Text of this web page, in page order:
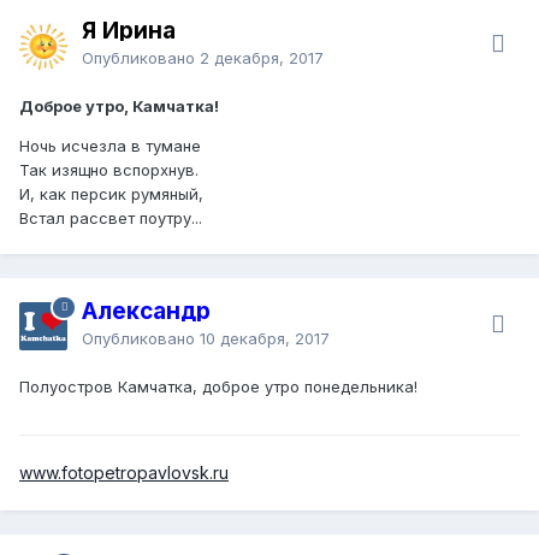
Я Ирина
Опубликовано 2 декабря, 2017
Доброе утро, Камчатка!
Ночь исчезла в тумане
Так изящно вспорхнув.
И, как персик румяный,
Встал рассвет поутру...
Александр
Опубликовано 10 декабря, 2017
Полуостров Камчатка, доброе утро понедельника!
www.fotopetropavlovsk.ru